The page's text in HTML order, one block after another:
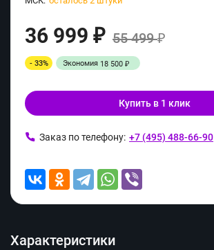
36 999 ₽ 55 499₽
- 33% Экономия 18 500 ₽
Купить в 1 клик
Заказ по телефону: +7 (495) 488-66-90
Характеристики